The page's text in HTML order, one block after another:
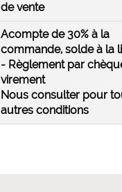
de vente
Acompte de 30% à la
commande, solde à la
- Règlement par
virement
Nous consulter pour
autres conditions